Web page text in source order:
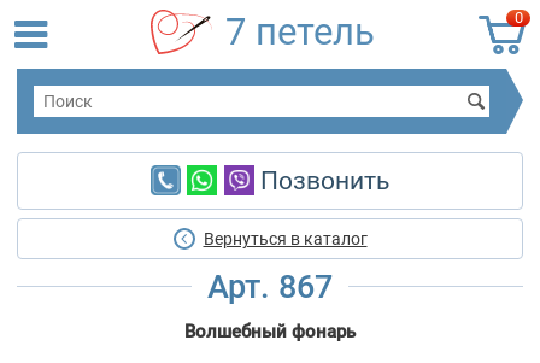
0
7 петель
Позвонить
Вернуться в каталог
Арт. 867
Волшебный фонарь